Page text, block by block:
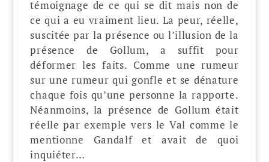
témoignage de ce qui se dit mais non de
ce qui a eu vraiment lieu. La peur, réelle,
suscitée par la présence ou l’illusion de la
présence de Gollum, a suffit pour
déformer les faits. Comme une rumeur
sur une rumeur qui gonfle et se dénature
chaque fois qu’une personne la rapporte.
Néanmoins, la présence de Gollum était
réelle par exemple vers le Val comme le
mentionne Gandalf et avait de quoi
inquiéter…